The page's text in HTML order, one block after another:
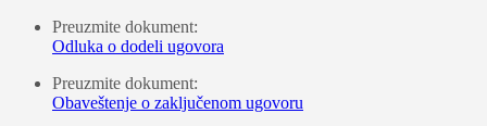
Preuzmite dokument:
Odluka o dodeli ugovora
Preuzmite dokument:
Obaveštenje o zaključenom ugovoru